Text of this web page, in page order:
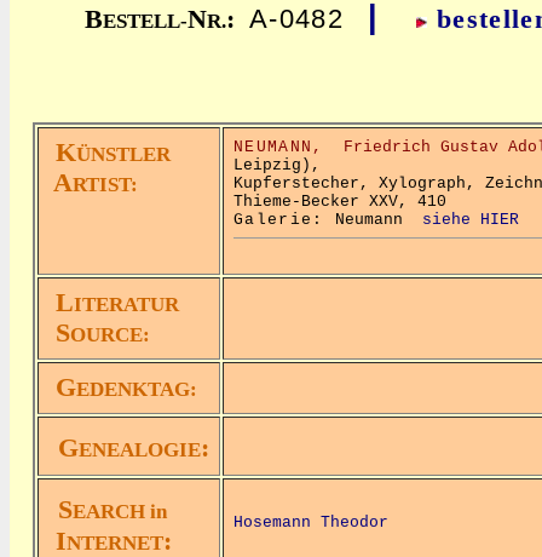
BESTELL-NR.: A-0482
KÜNSTLER
ARTIST:
NEUMANN,
Friedrich Gustav
Leipzig),
Kupferstecher, Xylograph,
Thieme-Becker XXV, 410
Galerie: Neumann siehe HIER
LITERATUR
SOURCE:
GEDENKTAG:
GENEALOGIE:
SEARCH in
INTERNET:
Hosemann Theodor